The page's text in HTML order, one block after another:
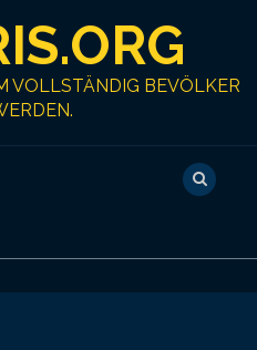
VOLLSTÄNDIG BEVÖLKER